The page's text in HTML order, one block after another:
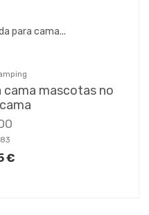
cama mascotas no
€